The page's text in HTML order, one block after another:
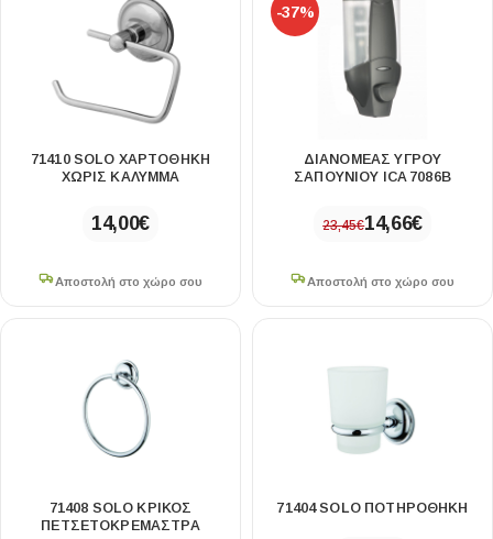
71410 SOLO ΧΑΡΤΟΘΗΚΗ
ΧΩΡΙΣ ΚΑΛΥΜΜΑ
14,00€
Αποστολή στο χώρο σου
-37%
ΔΙΑΝΟΜΈΑΣ ΥΓΡΟΎ
ΣΑΠΟΥΝΙΟΎ ICA 7086B
23,45€14,66€
Αποστολή στο χώρο σου
71408 SOLO ΚΡΙΚΟΣ
ΠΕΤΣΕΤΟΚΡΕΜΑΣΤΡΑ
71404 SOLO ΠΟΤΗΡΟΘΗΚΗ